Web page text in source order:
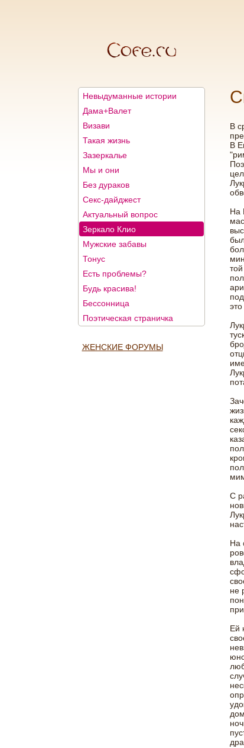
Невыдуманные истории
Дама+Валет
Визави
Такая жизнь
Зазеркалье
Мы и они
Без дураков
Секс-дайджест
Актуальный вопрос
Зеркало Клио
Мужские забавы
Тонус
Есть проблемы?
Будь красива!
Бессонница
Поэтическая страничка
ЖЕНСКИЕ ФОРУМЫ
В
В
На
С
На
не
Ей